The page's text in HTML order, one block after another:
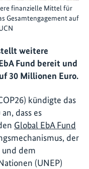
finanzielle Mittel für
Gesamtengagement auf
weitere
Fund bereit und
30 Millionen Euro.
kündigte das
dass es
Global EbA Fund
der
dem
(UNEP)